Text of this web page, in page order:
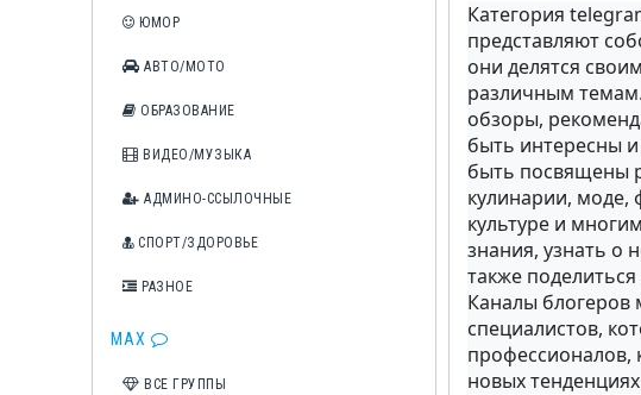
ЮМОР
АВТО/МОТО
ОБРАЗОВАНИЕ
ВИДЕО/МУЗЫКА
АДМИНО-ССЫЛОЧНЫЕ
СПОРТ/ЗДОРОВЬЕ
РАЗНОЕ
MAX
ВСЕ ГРУППЫ
Категория
представляют
они делятся
различным
обзоры,
быть интересны
быть посвящены
кулинарии, моде,
культуре и
знания, узнать о
также
Каналы блогеров
специалистов,
профессионалов,
новых